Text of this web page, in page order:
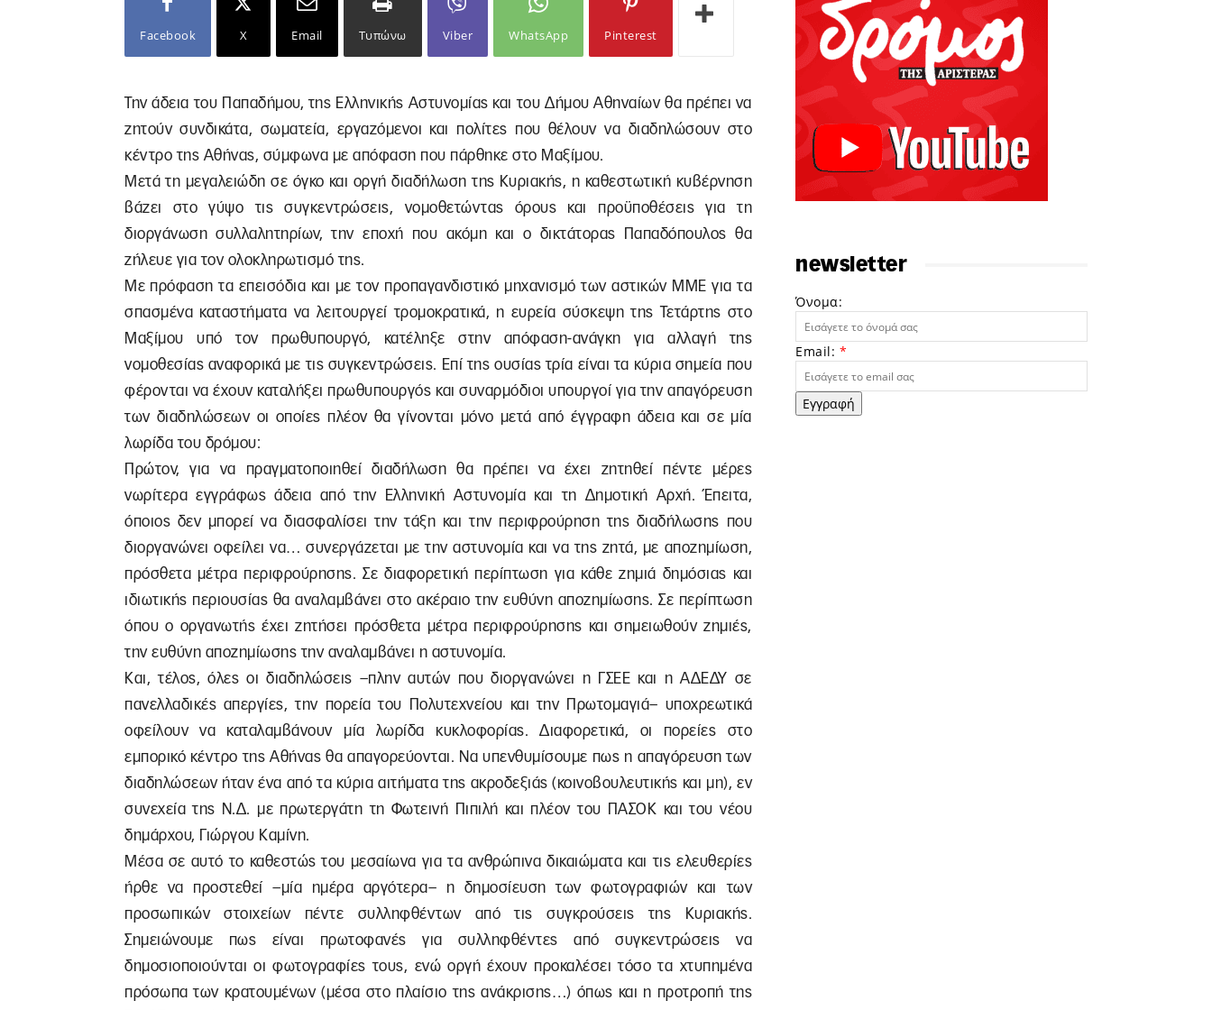
Facebook X Email Τυπώνω Viber WhatsApp Pinterest
Την άδεια του Παπαδήμου, της Ελληνικής Αστυνομίας και του Δήμου Αθηναίων θα πρέπει να
ζητούν συνδικάτα, σωματεία, εργαζόμενοι και πολίτες που θέλουν να διαδηλώσουν στο
κέντρο της Αθήνας, σύμφωνα με απόφαση που πάρθηκε στο Μαξίμου.
Μετά τη μεγαλειώδη σε όγκο και οργή διαδήλωση της Κυριακής, η καθεστωτική κυβέρνηση
βάζει στο γύψο τις συγκεντρώσεις, νομοθετώντας όρους και προϋποθέσεις για τη
διοργάνωση συλλαλητηρίων, την εποχή που ακόμη και ο δικτάτορας Παπαδόπουλος θα
ζήλευε για τον ολοκληρωτισμό της.
Με πρόφαση τα επεισόδια και με τον προπαγανδιστικό μηχανισμό των αστικών ΜΜΕ για τα
σπασμένα καταστήματα να λειτουργεί τρομοκρατικά, η ευρεία σύσκεψη της Τετάρτης στο
Μαξίμου υπό τον πρωθυπουργό, κατέληξε στην απόφαση-ανάγκη για αλλαγή της
νομοθεσίας αναφορικά με τις συγκεντρώσεις. Επί της ουσίας τρία είναι τα κύρια σημεία που
φέρονται να έχουν καταλήξει πρωθυπουργός και συναρμόδιοι υπουργοί για την απαγόρευση
των διαδηλώσεων οι οποίες πλέον θα γίνονται μόνο μετά από έγγραφη άδεια και σε μία
λωρίδα του δρόμου:
Πρώτον, για να πραγματοποιηθεί διαδήλωση θα πρέπει να έχει ζητηθεί πέντε μέρες
νωρίτερα εγγράφως άδεια από την Ελληνική Αστυνομία και τη Δημοτική Αρχή. Έπειτα,
όποιος δεν μπορεί να διασφαλίσει την τάξη και την περιφρούρηση της διαδήλωσης που
διοργανώνει οφείλει να… συνεργάζεται με την αστυνομία και να της ζητά, με αποζημίωση,
πρόσθετα μέτρα περιφρούρησης. Σε διαφορετική περίπτωση για κάθε ζημιά δημόσιας και
ιδιωτικής περιουσίας θα αναλαμβάνει στο ακέραιο την ευθύνη αποζημίωσης. Σε περίπτωση
όπου ο οργανωτής έχει ζητήσει πρόσθετα μέτρα περιφρούρησης και σημειωθούν ζημιές,
την ευθύνη αποζημίωσης την αναλαμβάνει η αστυνομία.
Και, τέλος, όλες οι διαδηλώσεις –πλην αυτών που διοργανώνει η ΓΣΕΕ και η ΑΔΕΔΥ σε
πανελλαδικές απεργίες, την πορεία του Πολυτεχνείου και την Πρωτομαγιά– υποχρεωτικά
οφείλουν να καταλαμβάνουν μία λωρίδα κυκλοφορίας. Διαφορετικά, οι πορείες στο
εμπορικό κέντρο της Αθήνας θα απαγορεύονται. Να υπενθυμίσουμε πως η απαγόρευση των
διαδηλώσεων ήταν ένα από τα κύρια αιτήματα της ακροδεξιάς (κοινοβουλευτικής και μη), εν
συνεχεία της Ν.Δ. με πρωτεργάτη τη Φωτεινή Πιπιλή και πλέον του ΠΑΣΟΚ και του νέου
δημάρχου, Γιώργου Καμίνη.
Μέσα σε αυτό το καθεστώς του μεσαίωνα για τα ανθρώπινα δικαιώματα και τις ελευθερίες
ήρθε να προστεθεί –μία ημέρα αργότερα– η δημοσίευση των φωτογραφιών και των
προσωπικών στοιχείων πέντε συλληφθέντων από τις συγκρούσεις της Κυριακής.
Σημειώνουμε πως είναι πρωτοφανές για συλληφθέντες από συγκεντρώσεις να
δημοσιοποιούνται οι φωτογραφίες τους, ενώ οργή έχουν προκαλέσει τόσο τα χτυπημένα
πρόσωπα των κρατουμένων (μέσα στο πλαίσιο της ανάκρισης…) όπως και η προτροπή της
newsletter
Όνομα:
Email: *
Εγγραφή